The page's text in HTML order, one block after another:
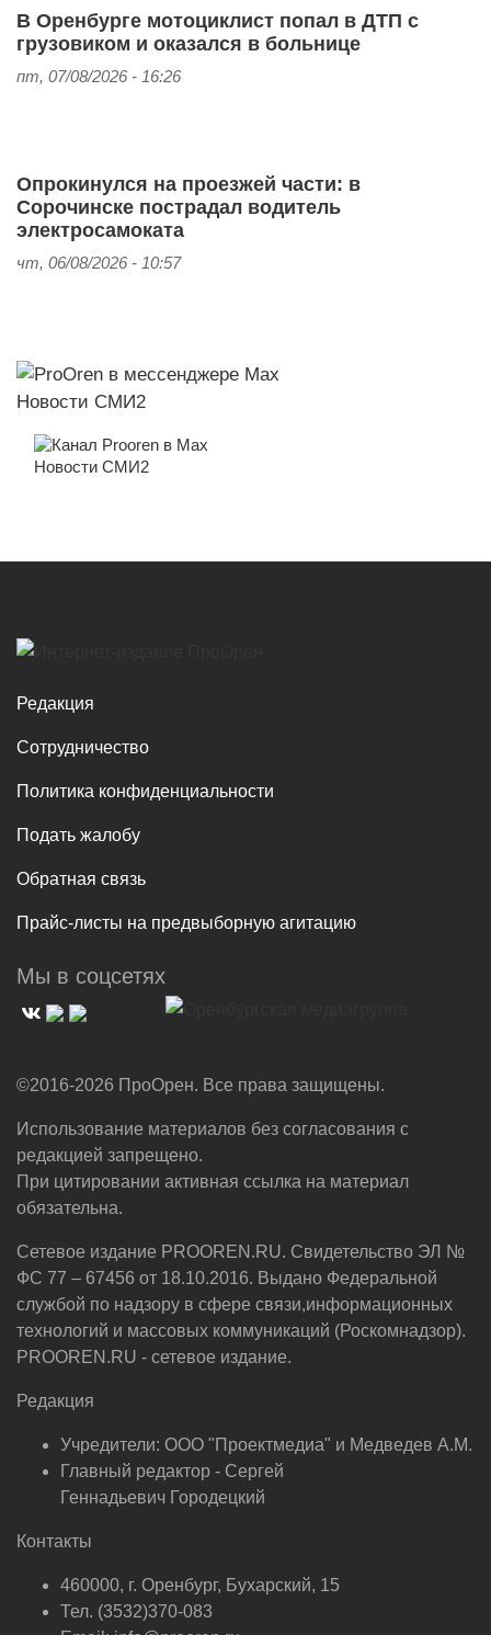
В Оренбурге мотоциклист попал в ДТП с
грузовиком и оказался в больнице
пт, 07/08/2026 - 16:26
Опрокинулся на проезжей части: в
Сорочинске пострадал водитель
электросамоката
чт, 06/08/2026 - 10:57
Новости СМИ2
Новости СМИ2
Редакция
Сотрудничество
Политика конфиденциальности
Подать жалобу
Обратная связь
Прайс-листы на предвыборную агитацию
Мы в соцсетях
©2016-2026 ПроОрен. Все права защищены.
Использование материалов без согласования с
редакцией запрещено.
При цитировании активная ссылка на материал
обязательна.
Сетевое издание PROOREN.RU. Свидетельство ЭЛ №
ФС 77 – 67456 от 18.10.2016. Выдано Федеральной
службой по надзору в сфере связи,информационных
технологий и массовых коммуникаций (Роскомнадзор).
PROOREN.RU - сетевое издание.
Редакция
Учредители: ООО "Проектмедиа" и Медведев А.М.
Главный редактор - Сергей
Геннадьевич Городецкий
Контакты
460000, г. Оренбург, Бухарский, 15
Тел. (3532)370-083